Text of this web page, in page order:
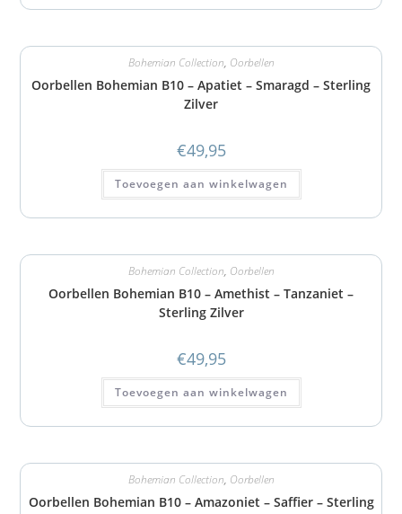
Bohemian Collection, Oorbellen
Oorbellen Bohemian B10 – Apatiet – Smaragd – Sterling
Zilver
€49,95
Toevoegen aan winkelwagen
Bohemian Collection, Oorbellen
Oorbellen Bohemian B10 – Amethist – Tanzaniet –
Sterling Zilver
€49,95
Toevoegen aan winkelwagen
Bohemian Collection, Oorbellen
Oorbellen Bohemian B10 – Amazoniet – Saffier – Sterling